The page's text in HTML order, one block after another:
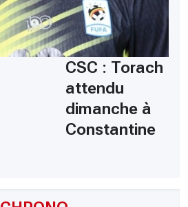
CSC : Torach
attendu
dimanche à
Constantine